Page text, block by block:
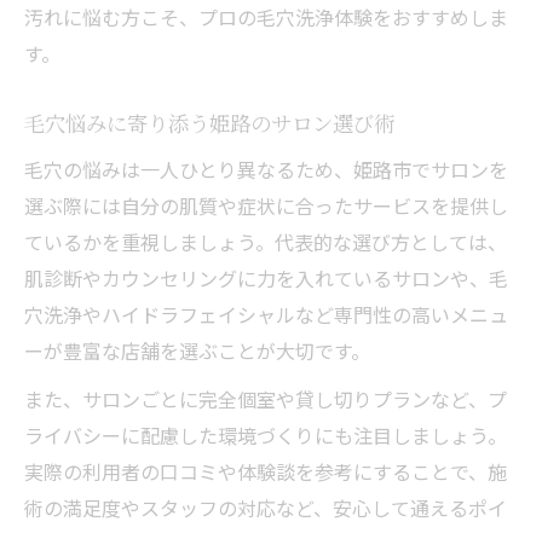
汚れに悩む方こそ、プロの毛穴洗浄体験をおすすめしま
す。
毛穴悩みに寄り添う姫路のサロン選び術
毛穴の悩みは一人ひとり異なるため、姫路市でサロンを
選ぶ際には自分の肌質や症状に合ったサービスを提供し
ているかを重視しましょう。代表的な選び方としては、
肌診断やカウンセリングに力を入れているサロンや、毛
穴洗浄やハイドラフェイシャルなど専門性の高いメニュ
ーが豊富な店舗を選ぶことが大切です。
また、サロンごとに完全個室や貸し切りプランなど、プ
ライバシーに配慮した環境づくりにも注目しましょう。
実際の利用者の口コミや体験談を参考にすることで、施
術の満足度やスタッフの対応など、安心して通えるポイ